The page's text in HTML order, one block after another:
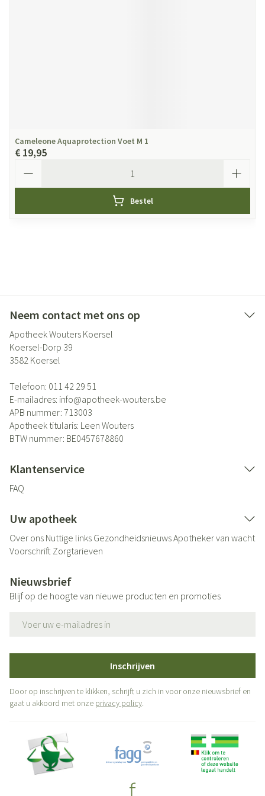
Cameleone Aquaprotection Voet M 1
€ 19,95
Bestel
Neem contact met ons op
Apotheek Wouters Koersel
Koersel-Dorp 39
3582 Koersel
Telefoon: 011 42 29 51
E-mailadres: info@apotheek-wouters.be
APB nummer: 713003
Apotheek titularis: Leen Wouters
BTW nummer: BE0457678860
Klantenservice
FAQ
Uw apotheek
Over ons Nuttige links GezondheidsnieuwsApotheker van wacht
Voorschrift Zorgtarieven
Nieuwsbrief
Blijf op de hoogte van nieuwe producten en promoties
Inschrijven
Door op inschrijven te klikken, schrijft u zich in voor onze nieuwsbrief en
gaat u akkoord met onze privacy policy.